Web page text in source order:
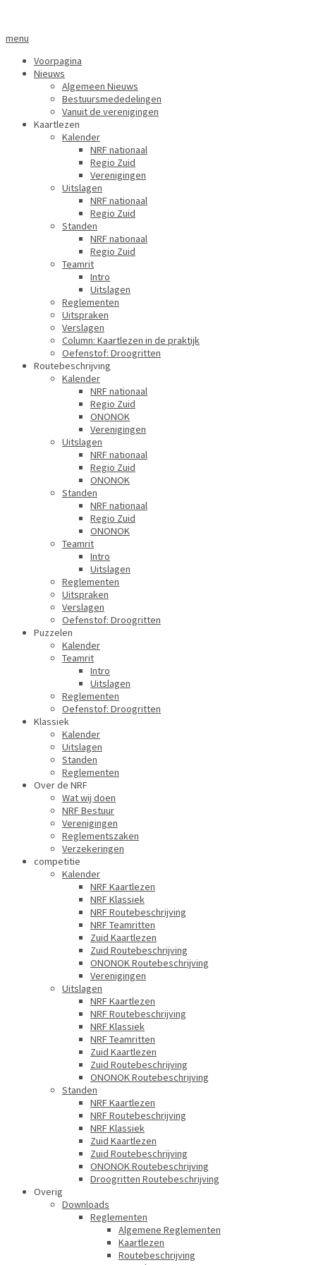
menu
Voorpagina
Nieuws
Algemeen Nieuws
Bestuursmededelingen
Vanuit de verenigingen
Kaartlezen
Kalender
NRF nationaal
Regio Zuid
Verenigingen
Uitslagen
NRF nationaal
Regio Zuid
Standen
NRF nationaal
Regio Zuid
Teamrit
Intro
Uitslagen
Reglementen
Uitspraken
Verslagen
Column: Kaartlezen in de praktijk
Oefenstof: Droogritten
Routebeschrijving
Kalender
NRF nationaal
Regio Zuid
ONONOK
Verenigingen
Uitslagen
NRF nationaal
Regio Zuid
ONONOK
Standen
NRF nationaal
Regio Zuid
ONONOK
Teamrit
Intro
Uitslagen
Reglementen
Uitspraken
Verslagen
Oefenstof: Droogritten
Puzzelen
Kalender
Teamrit
Intro
Uitslagen
Reglementen
Oefenstof: Droogritten
Klassiek
Kalender
Uitslagen
Standen
Reglementen
Over de NRF
Wat wij doen
NRF Bestuur
Verenigingen
Reglementszaken
Verzekeringen
competitie
Kalender
NRF Kaartlezen
NRF Klassiek
NRF Routebeschrijving
NRF Teamritten
Zuid Kaartlezen
Zuid Routebeschrijving
ONONOK Routebeschrijving
Verenigingen
Uitslagen
NRF Kaartlezen
NRF Routebeschrijving
NRF Klassiek
NRF Teamritten
Zuid Kaartlezen
Zuid Routebeschrijving
ONONOK Routebeschrijving
Standen
NRF Kaartlezen
NRF Routebeschrijving
NRF Klassiek
Zuid Kaartlezen
Zuid Routebeschrijving
ONONOK Routebeschrijving
Droogritten Routebeschrijving
Overig
Downloads
Reglementen
Algemene Reglementen
Kaartlezen
Routebeschrijving